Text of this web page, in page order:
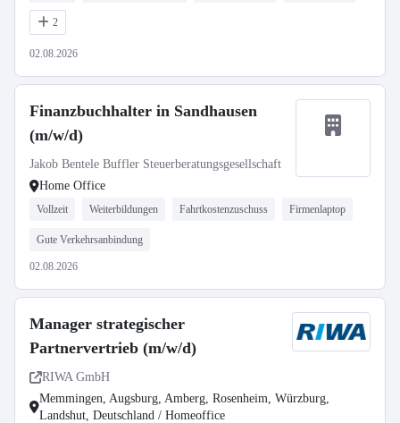
2
02.08.2026
Finanzbuchhalter in Sandhausen
(m/w/d)
Jakob Bentele Buffler Steuerberatungsgesellschaft
Home Office
Vollzeit Weiterbildungen Fahrtkostenzuschuss Firmenlaptop
Gute Verkehrsanbindung
02.08.2026
Manager strategischer
Partnervertrieb (m/w/d)
RIWA GmbH
Memmingen, Augsburg, Amberg, Rosenheim, Würzburg,
Landshut, Deutschland / Homeoffice